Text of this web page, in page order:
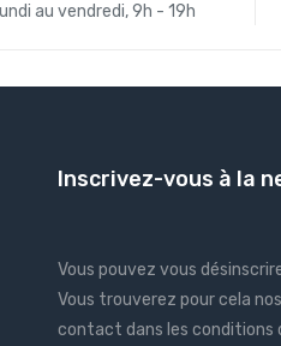
au vendredi, 9h - 19h
Inscrivez-vous à la
Vous pouvez vous
Vous trouverez pour cela
contact dans les conditions